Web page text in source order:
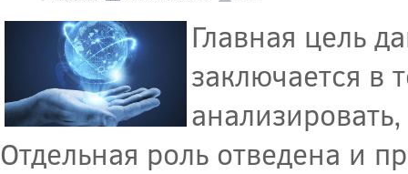
Главная цель
заключается в
Отдельная роль отведена и